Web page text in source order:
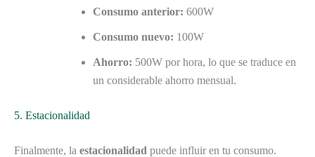
Consumo anterior: 600W
Consumo nuevo: 100W
Ahorro: 500W por hora, lo que se traduce en
un considerable ahorro mensual.
5. Estacionalidad
Finalmente, la estacionalidad puede influir en tu consumo.